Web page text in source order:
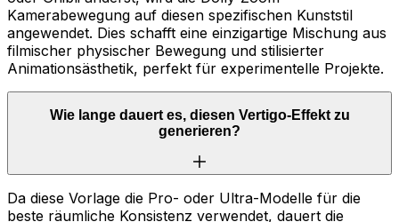
Kamerabewegung auf diesen spezifischen Kunststil
angewendet. Dies schafft eine einzigartige Mischung aus
filmischer physischer Bewegung und stilisierter
Animationsästhetik, perfekt für experimentelle Projekte.
Wie lange dauert es, diesen Vertigo-Effekt zu
generieren?
Da diese Vorlage die Pro- oder Ultra-Modelle für die
beste räumliche Konsistenz verwendet, dauert die